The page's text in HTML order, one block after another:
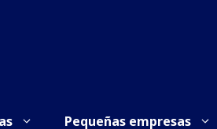
Pequeñas empresas